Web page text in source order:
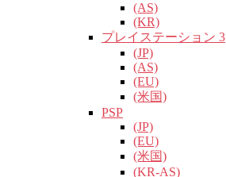
(AS)
(KR)
プレイステーション 3
(JP)
(AS)
(EU)
(米国)
PSP
(JP)
(EU)
(米国)
(KR-AS)